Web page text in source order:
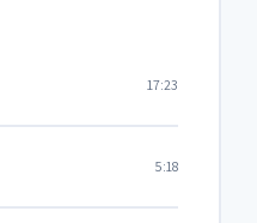
17:23
5:18